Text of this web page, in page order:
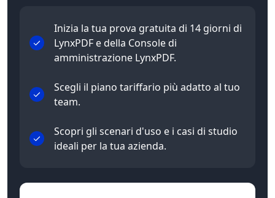
Inizia la tua prova gratuita di 14 giorni di
LynxPDF e della Console di
amministrazione LynxPDF.
Scegli il piano tariffario più adatto al tuo
team.
Scopri gli scenari d'uso e i casi di studio
ideali per la tua azienda.